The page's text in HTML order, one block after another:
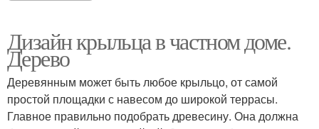
Дизайн крыльца в частном доме.
Дерево
Деревянным может быть любое крыльцо, от самой
простой площадки с навесом до широкой террасы.
Главное правильно подобрать древесину. Она должна